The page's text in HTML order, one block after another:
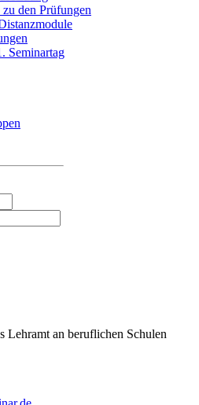
den Prüfungen
Seminartag
Lehramt an beruflichen Schulen